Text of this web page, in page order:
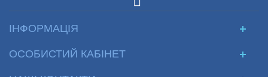
ІНФОРМАЦІЯ
ОСОБИСТИЙ КАБІНЕТ